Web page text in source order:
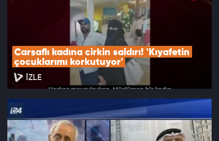
Çarşaflı kadına çirkin saldırı! 'Kıyafetin
çocuklarımı korkutuyor'
İZLE